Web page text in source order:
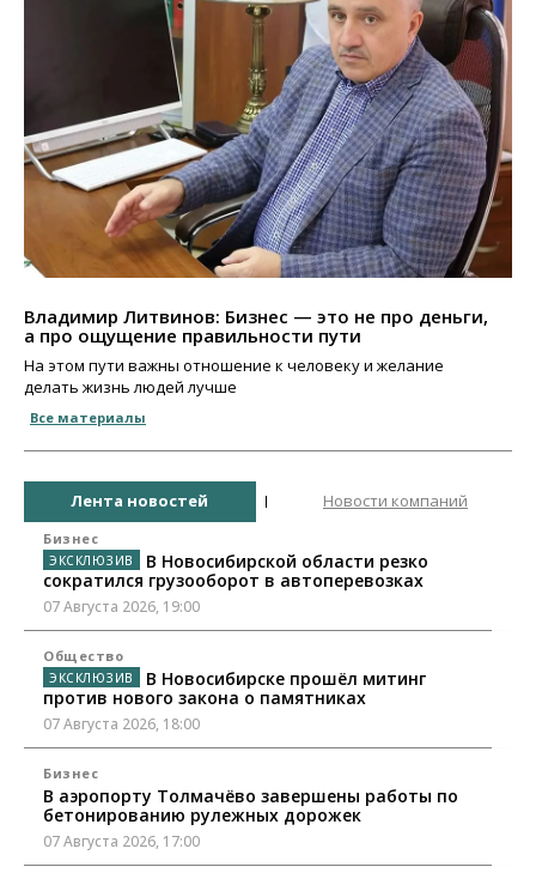
Владимир Литвинов: Бизнес — это не про деньги,
а про ощущение правильности пути
На этом пути важны отношение к человеку и желание
делать жизнь людей лучше
Все материалы
Лента новостей Новости компаний
Бизнес
В Новосибирской области резко
сократился грузооборот в автоперевозках
07 Августа 2026, 19:00
Общество
В Новосибирске прошёл митинг
против нового закона о памятниках
07 Августа 2026, 18:00
Бизнес
В аэропорту Толмачёво завершены работы по
бетонированию рулежных дорожек
07 Августа 2026, 17:00